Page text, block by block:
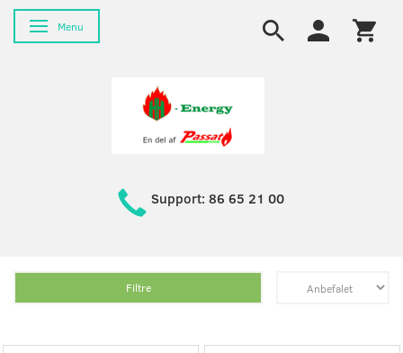
Skifte navigation
Menu
Support: 86 65 21 00
Filtre